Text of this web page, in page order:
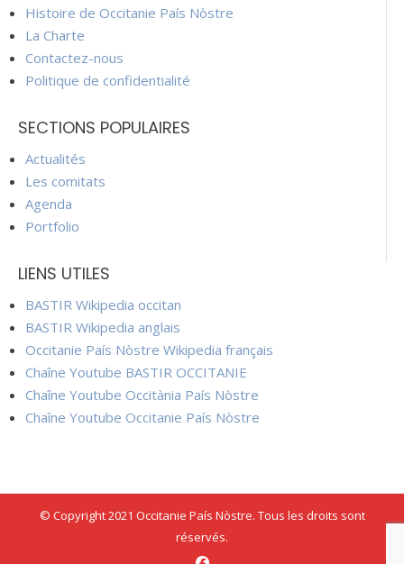
Histoire de Occitanie País Nòstre
La Charte
Contactez-nous
Politique de confidentialité
SECTIONS POPULAIRES
Actualités
Les comitats
Agenda
Portfolio
LIENS UTILES
BASTIR Wikipedia occitan
BASTIR Wikipedia anglais
Occitanie País Nòstre Wikipedia français
Chaîne Youtube BASTIR OCCITANIE
Chaîne Youtube Occitània País Nòstre
Chaîne Youtube Occitanie País Nòstre
© Copyright 2021 Occitanie País Nòstre. Tous les droits sont
réservés.